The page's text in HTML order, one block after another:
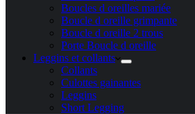
Boucles d oreilles mariée
Boucle d oreille grimpante
Boucle d oreille 2 trous
Porte Boucle d oreille
Leggins et collants
Collants
Culottes gainantes
Leggins
Short Legging